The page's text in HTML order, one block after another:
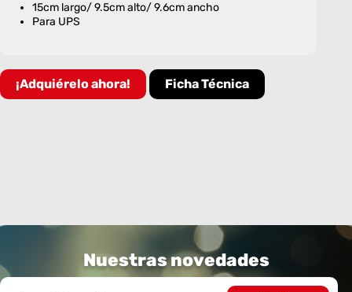
15cm largo/ 9.5cm alto/ 9.6cm ancho
Para UPS
¡Adquiérelo ahora! Ficha Técnica
Nuestras novedades